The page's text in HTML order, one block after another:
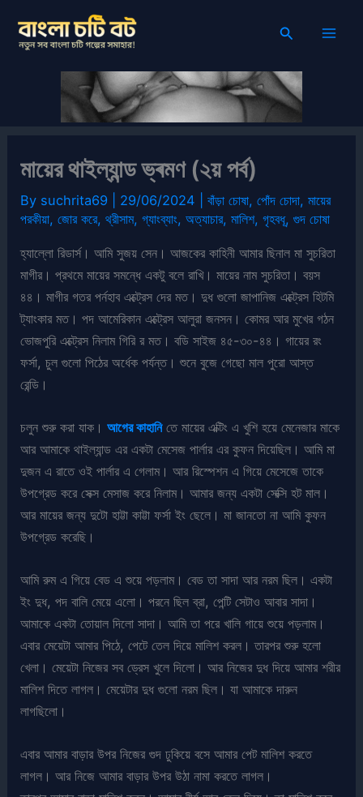
content
Search
মায়ের থাইল্যান্ড ভ্ৰমণ (২য় পর্ব)
By suchrita69 29/06/2024 |বাঁড়া চোষা,পোঁদ চোদা,মায়ের
পরকীয়া,জোর করে,থ্রীসাম,গ্যাংব্যাং,অত্যাচার,মালিশ,গৃহবধূ,গুদ চোষা
হ্যাল্লো রিডার্স। আমি সুজয় সেন। আজকের কাহিনী আমার ছিনাল মা সুচরিতা
মাগীর। প্রথমে মায়ের সমন্ধে একটু বলে রাখি। মায়ের নাম সুচরিতা। বয়স
৪৪। মাগীর গতর পর্নহাব এক্ট্রেস দের মত। দুধ গুলো জাপানিজ এক্ট্রেস হিটমি
ট্যাংকার মত। পদ আমেরিকান এক্ট্রেস আলুরা জনসন। কোমর আর মুখের গঠন
ভোজপুরি এক্ট্রেস নিলাম গিরি র মত। বডি সাইজ ৪৫-৩০-৪৪। গায়ের রং
ফর্সা, চুল গুলো পিঠের অর্ধেক পর্যন্ত। শুনে বুজে গেছো মাল পুরো আস্ত
রেন্ডি।
চলুন শুরু করা যাক।আগের কাহানিতে মায়ের এক্টিং এ খুশি হয়ে মেনেজার মাকে
আর আমাকে থাইল্যান্ড এর একটা মেসেজ পার্লার এর কুফন দিয়েছিল। আমি মা
দুজন এ রাতে ওই পার্লার এ গেলাম। আর রিস্পেশন এ গিয়ে মেসেজে তাকে
উপগ্রেড করে সেক্স মেসাজ করে নিলাম। আমার জন্য একটা সেক্সি হট মাল।
আর মায়ের জন্য দুটো হাট্টা কাট্টা ফর্সা ইং ছেলে। মা জানতো না আমি কুফন
উপগ্রেড করেছি।
আমি রুম এ গিয়ে বেড এ শুয়ে পড়লাম। বেড তা সাদা আর নরম ছিল। একটা
ইং দুধ, পদ বালি মেয়ে এলো। পরনে ছিল ব্রা, পেন্টি সেটাও আবার সাদা।
আমাকে একটা তোয়াল দিলো সাদা। আমি তা পরে খালি গায়ে শুয়ে পড়লাম।
এবার মেয়েটা আমার পিঠে, পেটে তেল দিয়ে মালিশ করল। তারপর শুরু হলো
খেলা। মেয়েটা নিজের সব ড্রেস খুলে দিলো। আর নিজের দুধ দিয়ে আমার শরীর
মালিশ দিতে লাগল। মেয়েটার দুধ গুলো নরম ছিল। যা আমাকে দারুন
লাগছিলো।
এবার আমার বাড়ার উপর নিজের গুদ ঢুকিয়ে বসে আমার পেট মালিশ করতে
লাগল। আর নিজে আমার বাড়ার উপর উঠা নামা করতে লাগল।